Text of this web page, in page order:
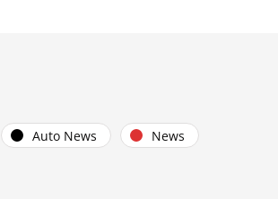
Auto News News